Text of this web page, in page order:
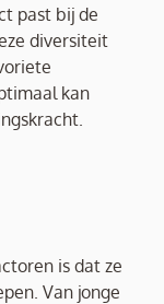
past bij de
diversiteit
kan
is dat ze
Van jonge